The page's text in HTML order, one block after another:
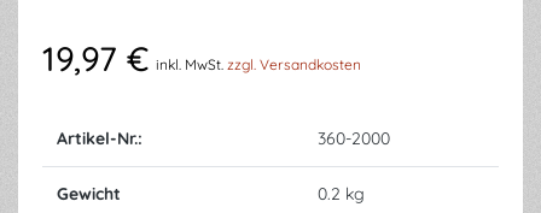
19,97 € inkl. MwSt. zzgl. Versandkosten
Artikel-Nr.: 360-2000
Gewicht 0.2 kg